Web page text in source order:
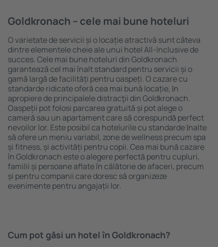
Goldkronach – cele mai bune hoteluri
O varietate de servicii și o locație atractivă sunt câteva
dintre elementele cheie ale unui hotel All-Inclusive de
succes. Cele mai bune hoteluri din Goldkronach
garantează cel mai înalt standard pentru servicii și o
gamă largă de facilități pentru oaspeți. O cazare cu
standarde ridicate oferă cea mai bună locație, ȋn
apropiere de principalele distracţii din Goldkronach.
Oaspeții pot folosi parcarea gratuită și pot alege o
cameră sau un apartament care să corespundă perfect
nevoilor lor. Este posibil ca hotelurile cu standarde ȋnalte
să ofere un meniu variabil, zone de wellness precum spa
și fitness, și activități pentru copii. Cea mai bună cazare
în Goldkronach este o alegere perfectă pentru cupluri,
familii și persoane aflate în călătorie de afaceri, precum
și pentru companii care doresc să organizeze
evenimente pentru angajații lor.
Cum pot găsi un hotel în Goldkronach?